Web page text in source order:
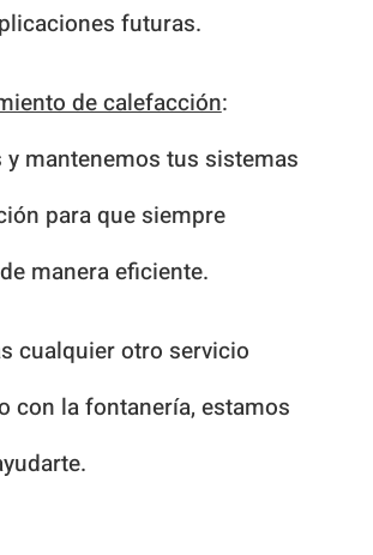
futuras.
de calefacción:
y mantenemos tus sistemas
para que siempre
manera eficiente.
cualquier otro servicio
con la fontanería, estamos